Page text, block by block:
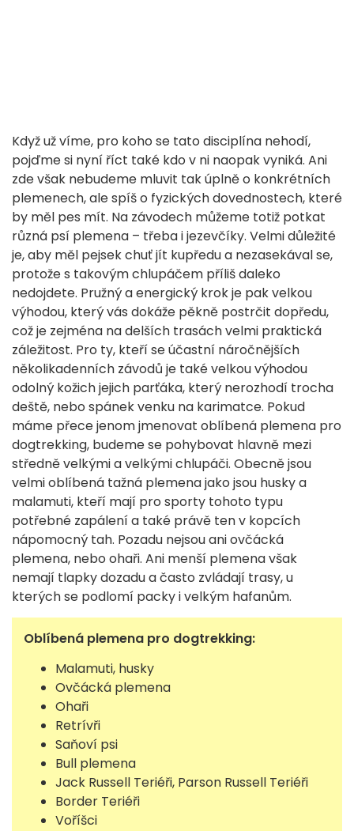
Když už víme, pro koho se tato disciplína nehodí,
pojďme si nyní říct také kdo v ni naopak vyniká. Ani
zde však nebudeme mluvit tak úplně o konkrétních
plemenech, ale spíš o fyzických dovednostech, které
by měl pes mít. Na závodech můžeme totiž potkat
různá psí plemena – třeba i jezevčíky. Velmi důležité
je, aby měl pejsek chuť jít kupředu a nezasekával se,
protože s takovým chlupáčem příliš daleko
nedojdete. Pružný a energický krok je pak velkou
výhodou, který vás dokáže pěkně postrčit dopředu,
což je zejména na delších trasách velmi praktická
záležitost. Pro ty, kteří se účastní náročnějších
několikadenních závodů je také velkou výhodou
odolný kožich jejich parťáka, který nerozhodí trocha
deště, nebo spánek venku na karimatce. Pokud
máme přece jenom jmenovat oblíbená plemena pro
dogtrekking, budeme se pohybovat hlavně mezi
středně velkými a velkými chlupáči. Obecně jsou
velmi oblíbená tažná plemena jako jsou husky a
malamuti, kteří mají pro sporty tohoto typu
potřebné zapálení a také právě ten v kopcích
nápomocný tah. Pozadu nejsou ani ovčácká
plemena, nebo ohaři. Ani menší plemena však
nemají tlapky dozadu a často zvládají trasy, u
kterých se podlomí packy i velkým hafanům.
Oblíbená plemena pro dogtrekking:
Malamuti, husky
Ovčácká plemena
Ohaři
Retrívři
Saňoví psi
Bull plemena
Jack Russell Teriéři, Parson Russell Teriéři
Border Teriéři
Voříšci